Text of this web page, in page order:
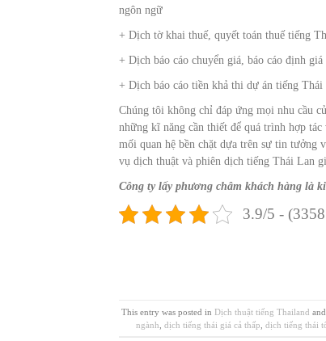
ngôn ngữ
+ Dịch tờ khai thuế, quyết toán thuế tiếng
+ Dịch báo cáo chuyển giá, báo cáo định
+ Dịch báo cáo tiền khả thi dự án tiếng Thái
Chúng tôi không chỉ đáp ứng mọi nhu cầu
những kĩ năng cần thiết để quá trình hợp
mối quan hệ bền chặt dựa trên sự tin tưởng
vụ dịch thuật và phiên dịch tiếng Thái Lan
Công ty lấy phương châm khách hàng là
3.9/5 -
This entry was posted in Dịch thuật tiếng Thailand
ngành ,dịch tiếng thái giá cả thấp ,dịch tiếng thái